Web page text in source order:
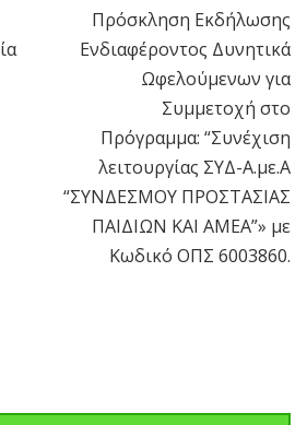
Πρόσκληση Εκδήλωσης
Ενδιαφέροντος Δυνητικά
Ωφελούμενων για
Συμμετοχή στο
Πρόγραμμα: “Συνέχιση
λειτουργίας ΣΥΔ-Α.με.Α
“ΣΥΝΔΕΣΜΟY ΠΡΟΣΤΑΣΙΑΣ
ΠΑΙΔΙΩΝ ΚΑΙ ΑΜΕΑ”» με
Κωδικό ΟΠΣ 6003860.